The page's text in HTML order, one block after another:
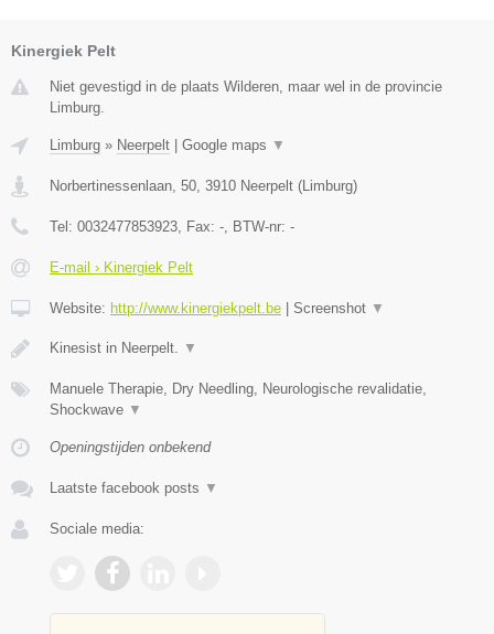
Kinergiek Pelt
Niet gevestigd in de plaats Wilderen, maar wel in de provincie
Limburg.
Limburg » Neerpelt Google maps ▼
Norbertinessenlaan, 50 3910 Neerpelt ( Limburg)
Tel: 0032477853923 , Fax: - , BTW-nr: -
E-mail › Kinergiek Pelt
Website: http://www.kinergiekpelt.be Screenshot ▼
Kinesist in Neerpelt. ▼
Manuele Therapie, Dry Needling, Neurologische revalidatie,
Shockwave ▼
Openingstijden onbekend
Laatste facebook posts ▼
Sociale media: